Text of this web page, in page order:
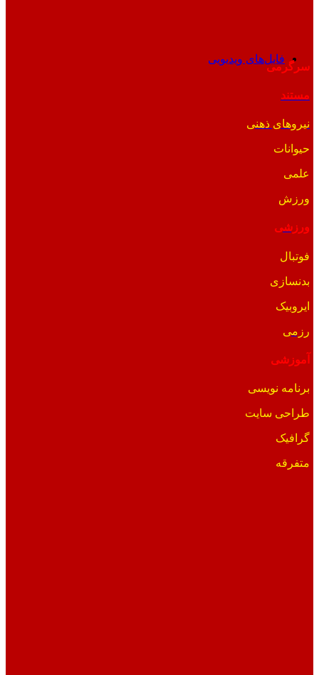
فایل‌های ویدیویی
سرگرمی
مستند
نیروهای ذهنی
حیوانات
علمی
ورزش
ورزشی
فوتبال
بدنسازی
ایروبیک
رزمی
آموزشی
برنامه نویسی
طراحی سایت
گرافیک
متفرقه